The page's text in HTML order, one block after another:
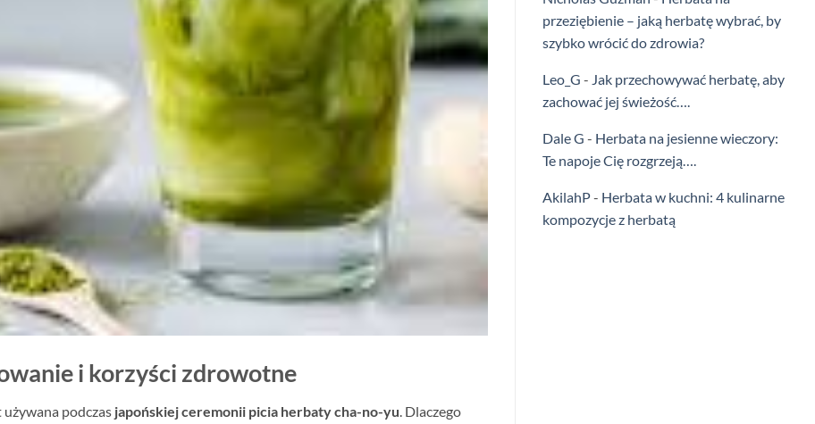
i korzyści zdrowotne
używana podczas japońskiej ceremonii picia herbaty cha-no-yu. Dlaczego
przeziębienie – jaką herbatę wybrać, by
szybko wrócić do zdrowia?
Leo_G - Jak przechowywać herbatę, aby
zachować jej świeżość….
Dale G - Herbata na jesienne wieczory:
Te napoje Cię rozgrzeją….
AkilahP- Herbata w kuchni: 4 kulinarne
kompozycje z herbatą